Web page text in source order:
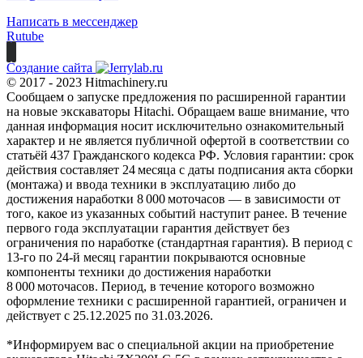
Написать в мессенджер
Rutube
Создание сайта
© 2017 - 2023 Hitmachinery.ru
Сообщаем о запуске предложения по расширенной гарантии
на новые экскаваторы Hitachi. Обращаем ваше внимание, что
данная информация носит исключительно ознакомительный
характер и не является публичной офертой в соответствии со
статьёй 437 Гражданского кодекса РФ. Условия гарантии: срок
действия составляет 24 месяца с даты подписания акта сборки
(монтажа) и ввода техники в эксплуатацию либо до
достижения наработки 8 000 моточасов — в зависимости от
того, какое из указанных событий наступит ранее. В течение
первого года эксплуатации гарантия действует без
ограничения по наработке (стандартная гарантия). В период с
13‑го по 24‑й месяц гарантии покрываются основные
компоненты техники до достижения наработки
8 000 моточасов. Период, в течение которого возможно
оформление техники с расширенной гарантией, ограничен и
действует с 25.12.2025 по 31.03.2026.
*Информируем вас о специальной акции на приобретение